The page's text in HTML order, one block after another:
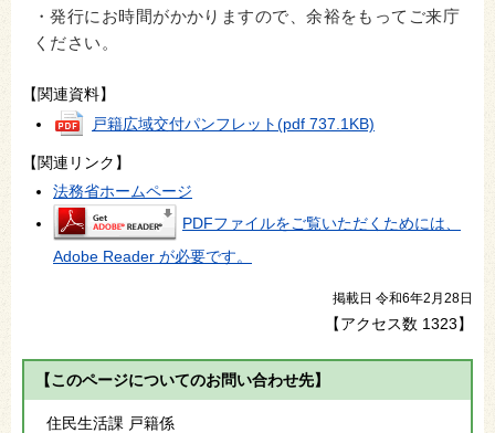
・発行にお時間がかかりますので、余裕をもってご来庁
ください。
【関連資料】
戸籍広域交付パンフレット(pdf 737.1KB)
【関連リンク】
法務省ホームページ
PDFファイルをご覧いただくためには、
Adobe Reader が必要です。
掲載日 令和6年2月28日
【アクセス数 1323】
【このページについてのお問い合わせ先】
住民生活課 戸籍係